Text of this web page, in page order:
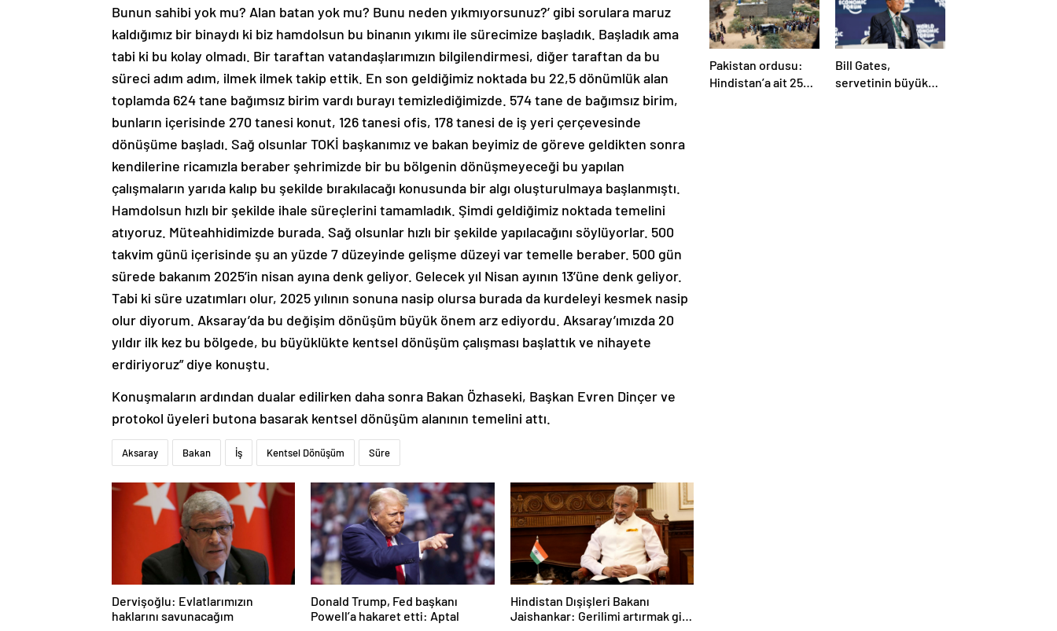
Bunun sahibi yok mu? Alan batan yok mu? Bunu neden yıkmıyorsunuz?’ gibi sorulara maruz
kaldığımız bir binaydı ki biz hamdolsun bu binanın yıkımı ile sürecimize başladık. Başladık ama
tabi ki bu kolay olmadı. Bir taraftan vatandaşlarımızın bilgilendirmesi, diğer taraftan da bu
süreci adım adım, ilmek ilmek takip ettik. En son geldiğimiz noktada bu 22,5 dönümlük alan
toplamda 624 tane bağımsız birim vardı burayı temizlediğimizde. 574 tane de bağımsız birim,
bunların içerisinde 270 tanesi konut, 126 tanesi ofis, 178 tanesi de iş yeri çerçevesinde
dönüşüme başladı. Sağ olsunlar TOKİ başkanımız ve bakan beyimiz de göreve geldikten sonra
kendilerine ricamızla beraber şehrimizde bir bu bölgenin dönüşmeyeceği bu yapılan
çalışmaların yarıda kalıp bu şekilde bırakılacağı konusunda bir algı oluşturulmaya başlanmıştı.
Hamdolsun hızlı bir şekilde ihale süreçlerini tamamladık. Şimdi geldiğimiz noktada temelini
atıyoruz. Müteahhidimizde burada. Sağ olsunlar hızlı bir şekilde yapılacağını söylüyorlar. 500
takvim günü içerisinde şu an yüzde 7 düzeyinde gelişme düzeyi var temelle beraber. 500 gün
sürede bakanım 2025’in nisan ayına denk geliyor. Gelecek yıl Nisan ayının 13’üne denk geliyor.
Tabi ki süre uzatımları olur, 2025 yılının sonuna nasip olursa burada da kurdeleyi kesmek nasip
olur diyorum. Aksaray’da bu değişim dönüşüm büyük önem arz ediyordu. Aksaray’ımızda 20
yıldır ilk kez bu bölgede, bu büyüklükte kentsel dönüşüm çalışması başlattık ve nihayete
erdiriyoruz” diye konuştu.
Konuşmaların ardından dualar edilirken daha sonra Bakan Özhaseki, Başkan Evren Dinçer ve
protokol üyeleri butona basarak kentsel dönüşüm alanının temelini attı.
Aksaray Bakan İş Kentsel Dönüşüm Süre
Dervişoğlu: Evlatlarımızın
haklarını savunacağım
Donald Trump, Fed başkanı
Powell’a hakaret etti: Aptal
Hindistan Dışişleri Bakanı
Jaishankar: Gerilimi artırmak gibi
Pakistan ordusu:
Hindistan’a ait 25
Bill Gates,
servetinin büyük